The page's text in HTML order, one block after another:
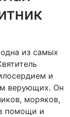
из самых
и
верующих. Он
моряков,
помощи и